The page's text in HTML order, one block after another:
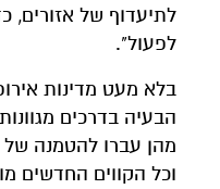
לתיעדוף של אזורים,
לפעול".
בלא מעט מדינות
הבעיה בדרכים
מהן עברו להטמנה
וכל הקווים החדשים